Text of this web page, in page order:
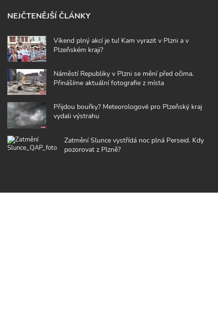
NEJČTENĚJŠÍ ČLÁNKY
Víkend plný akcí je tu! Kam vyrazit v Plzni a v
Plzeňském kraji?
Náměstí Republiky v Plzni se mění před očima.
Přinášíme aktuální fotografie z místa
Přijdou bouřky? Meteorologové pro Plzeňský kraj
vydali výstrahu
Zatmění Slunce vystřídá noc plná Perseid. Kdy
pozorovat z Plzně?